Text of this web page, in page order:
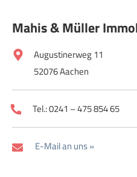
Mahis & Müller
Augustinerweg 11
52076 Aachen
Tel.: 0241 – 475 854 65
E-Mail an uns »